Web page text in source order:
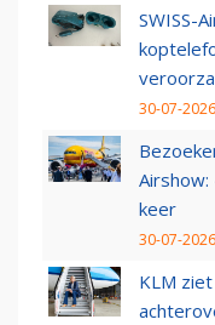
SWISS-
30-07-
keer
30-07-
KLM